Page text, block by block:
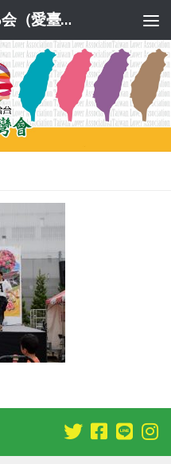
一般社団法人台湾を愛する会（愛臺灣會）公式サイト